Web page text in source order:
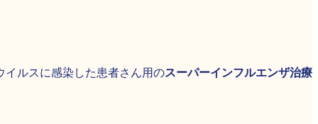
イルスに感染した患者さん用のスーパーインフルエンザ治療